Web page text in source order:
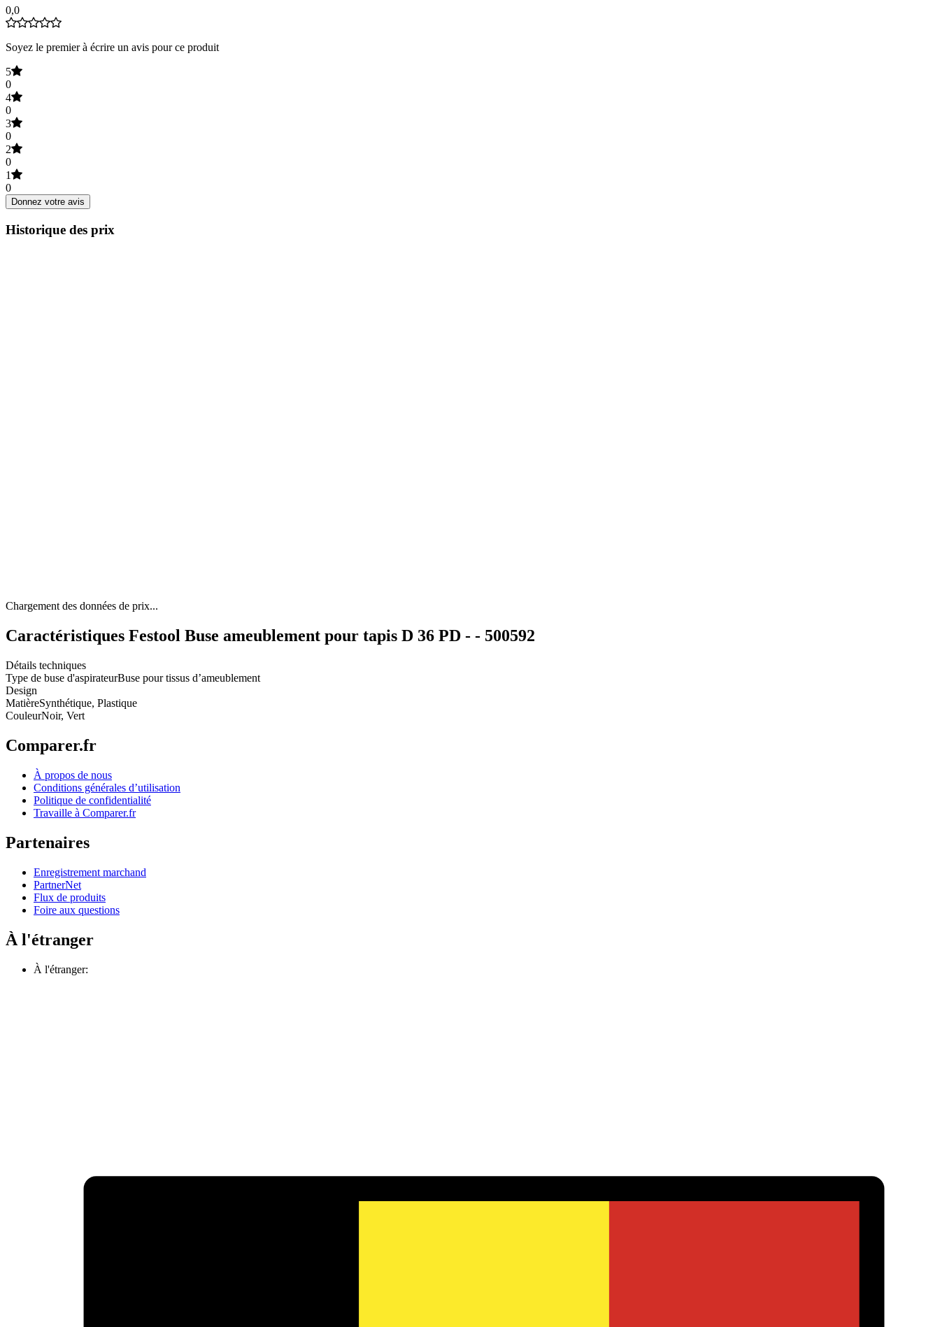
0,0
Soyez le premier à écrire un avis pour ce produit
5
0
4
0
3
0
2
0
1
0
Donnez votre avis
Historique des prix
Chargement des données de prix...
Caractéristiques Festool Buse ameublement pour tapis D 36 PD - - 500592
Détails techniques
Type de buse d'aspirateurBuse pour tissus d’ameublement
Design
MatièreSynthétique, Plastique
CouleurNoir, Vert
Comparer.fr
À propos de nous
Conditions générales d’utilisation
Politique de confidentialité
Travaille à Comparer.fr
Partenaires
Enregistrement marchand
PartnerNet
Flux de produits
Foire aux questions
À l'étranger
À l'étranger: